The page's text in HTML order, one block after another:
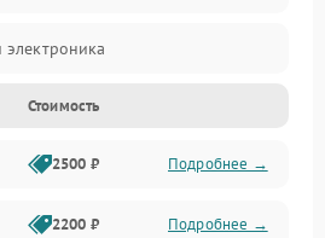
элементы
Стоимость
2500 ₽ Подробнее →
2200 ₽ Подробнее →